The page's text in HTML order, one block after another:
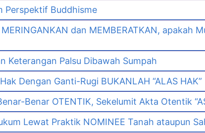
Perspektif Buddhisme
dan MEMBERATKAN, apakah
Keterangan Palsu Dibawah Sumpah
Dengan Ganti-Rugi BUKANLAH “ALAS HAK”
Benar OTENTIK, Sekelumit Akta Otentik
Lewat Praktik NOMINEE Tanah ataupun